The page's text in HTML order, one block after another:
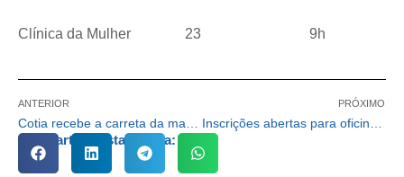
Clínica da Mulher 23 9h
ANTERIOR PRÓXIMO
Compartilhe esta notícia: